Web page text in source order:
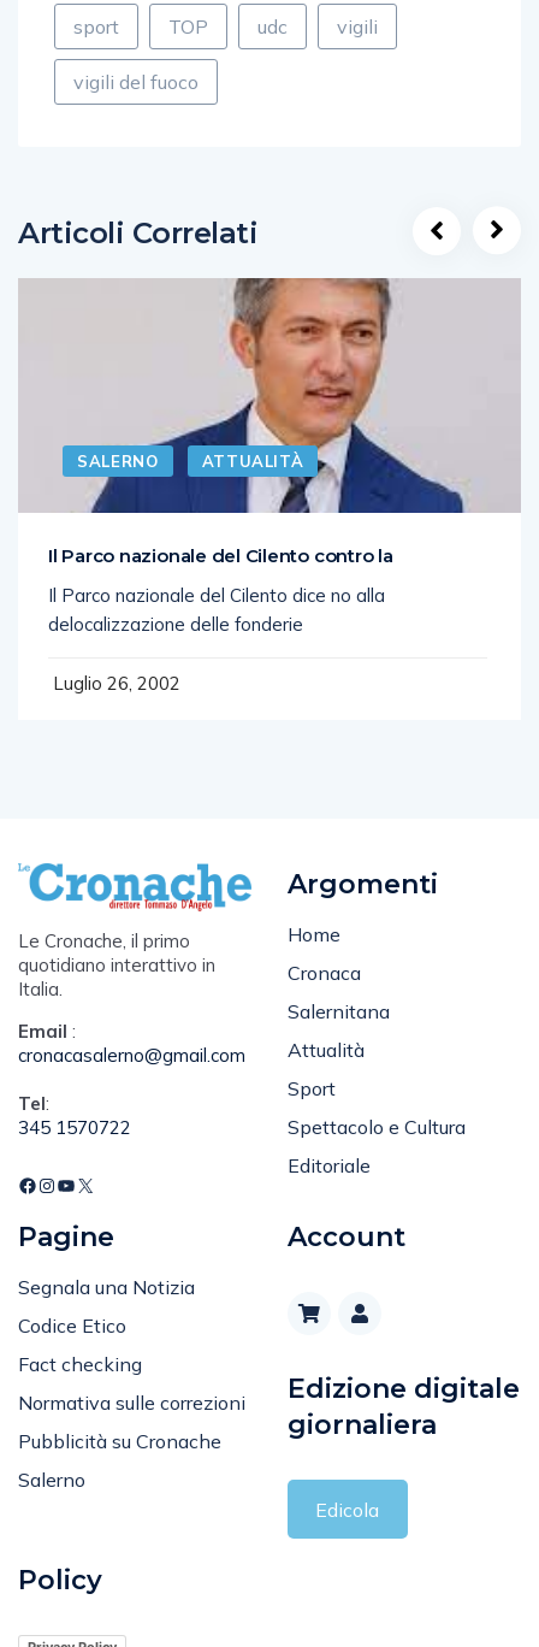
sport TOP udc vigili
vigili del fuoco
Articoli Correlati
SALERNO ATTUALITÀ
Il Parco nazionale del Cilento contro la
Il Parco nazionale del Cilento dice no alla
delocalizzazione delle fonderie
Luglio 26, 2002
Le Cronache, il primo
quotidiano interattivo in
Italia.
Email :
cronacasalerno@gmail.com
Tel:
345 1570722
Argomenti
Home
Cronaca
Salernitana
Attualità
Sport
Spettacolo e Cultura
Editoriale
Pagine
Segnala una Notizia
Codice Etico
Fact checking
Normativa sulle correzioni
Pubblicità su Cronache
Salerno
Account
Edizione digitale
giornaliera
Edicola
Policy